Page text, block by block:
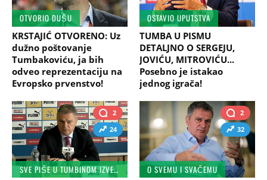
OTVORIO DUŠU
KRSTAJIĆ OTVORENO: Uz
dužno poštovanje
Tumbakoviću, ja bih
odveo reprezentaciju na
Evropsko prvenstvo!
OSTAVIO UPUTSTVA
TUMBA U PISMU
DETALJNO O SERGEJU,
JOVIĆU, MITROVIĆU...
Posebno je istakao
jednog igrača!
2
24
SVE PIŠE U TUMBINOM IZVEŠTAJU
2
32
O SVEMU I SVAČEMU